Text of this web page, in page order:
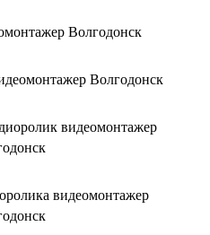
Волгодонск
Волгодонск
видеомонтажер
видеомонтажер